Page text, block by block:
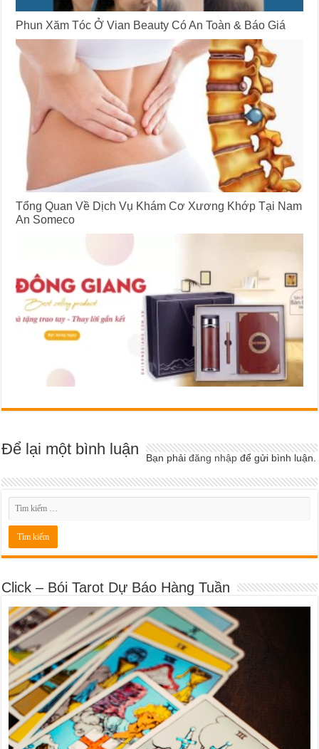
Phun Xăm Tóc Ở Vian Beauty Có An Toàn & Báo Giá
Tổng Quan Về Dịch Vụ Khám Cơ Xương Khớp Tại Nam
An Someco
Để lại một bình luận Bạn phảiđăng nhập để gửi bình luận.
Click – Bói Tarot Dự Báo Hàng Tuần